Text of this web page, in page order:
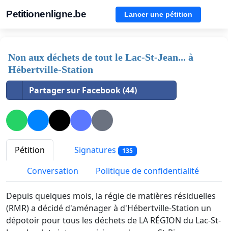
Petitionenligne.be Lancer une pétition
Non aux déchets de tout le Lac-St-Jean... à
Hébertville-Station
Partager sur Facebook (44)
Pétition Signatures 135
Conversation Politique de confidentialité
Depuis quelques mois, la régie de matières résiduelles
(RMR) a décidé d'aménager à d'Hébertville-Station un
dépotoir pour tous les déchets de LA RÉGION du Lac-St-